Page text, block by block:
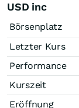
USD inc
Börsenplatz
Letzter Kurs
Performance
Kurszeit
Eröffnung